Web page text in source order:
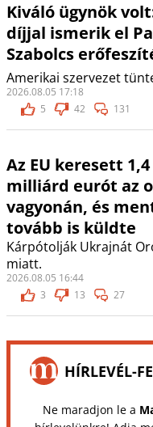
Kiváló ügynök
díjjal ismerik el
Szabolcs
Amerikai szervezet
2026.08.05 17:18
5
42 131
Az EU keresett 1,4
milliárd eurót az
vagyonán, és
tovább is küldte
Kárpótolják Ukrajnát
miatt.
2026.08.05 16:44
3
13 27
HÍRLEVÉL-
Ne maradjon le a